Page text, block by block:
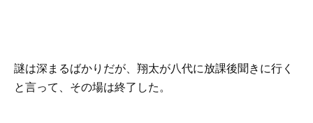
謎は深まるばかりだが、翔太が八代に放課後聞きに行く
と言って、その場は終了した。